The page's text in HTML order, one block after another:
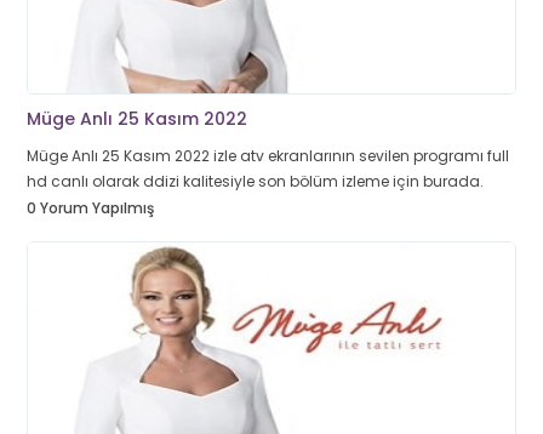
Müge Anlı 25 Kasım 2022
Müge Anlı 25 Kasım 2022 izle atv ekranlarının sevilen programı full
hd canlı olarak ddizi kalitesiyle son bölüm izleme için burada.
0 Yorum Yapılmış